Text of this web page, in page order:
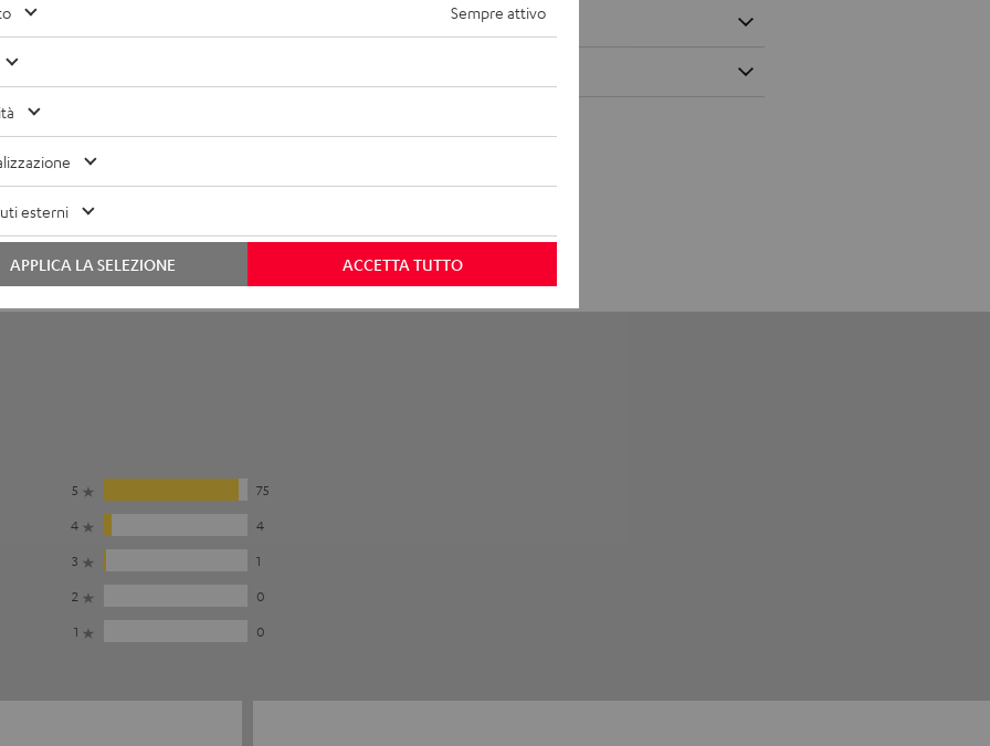
5
75
4
4
3
1
2
0
1
0
Sempre attivo
esterni
ACCETTA TUTTO
APPLICA LA SELEZIONE